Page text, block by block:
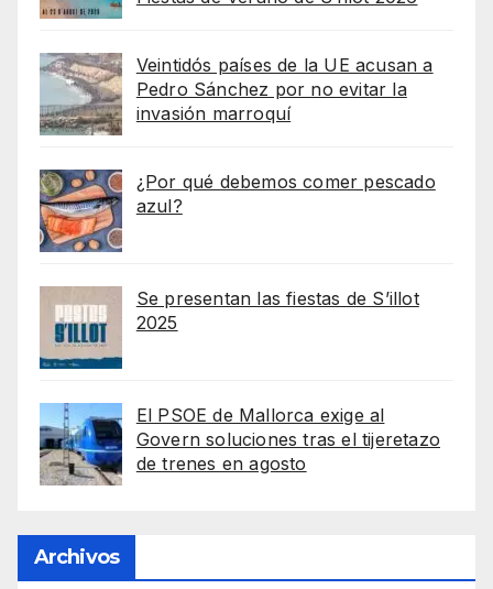
Veintidós países de la UE acusan a
Pedro Sánchez por no evitar la
invasión marroquí
¿Por qué debemos comer pescado
azul?
Se presentan las fiestas de S’illot
2025
El PSOE de Mallorca exige al
Govern soluciones tras el tijeretazo
de trenes en agosto
Archivos